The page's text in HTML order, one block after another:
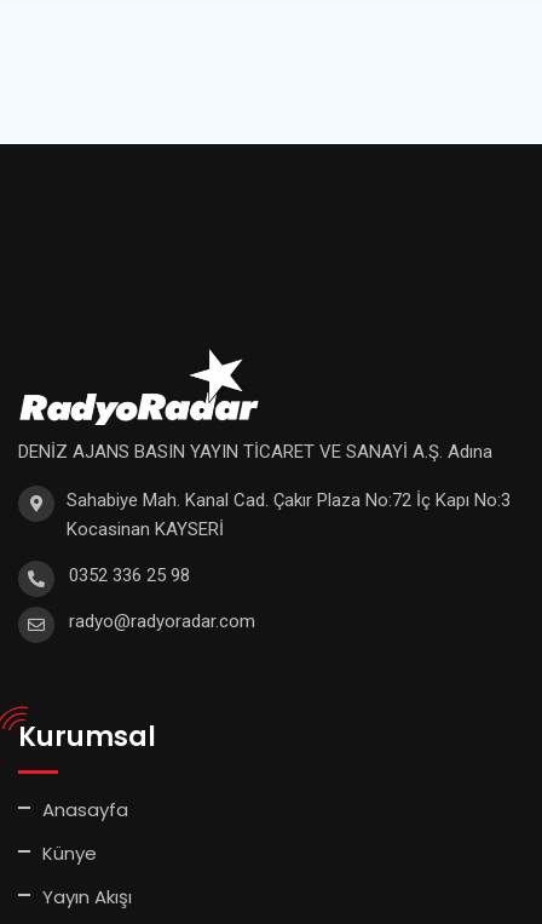
DENİZ AJANS BASIN YAYIN TİCARET VE SANAYİ A.Ş. Adına
Sahabiye Mah. Kanal Cad. Çakır Plaza No:72 İç Kapı No:3
Kocasinan KAYSERİ
0352 336 25 98
radyo@radyoradar.com
Kurumsal
Anasayfa
Künye
Yayın Akışı